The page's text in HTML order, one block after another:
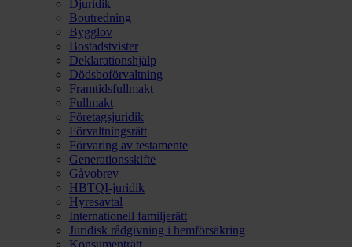
Djuridik
Boutredning
Bygglov
Bostadstvister
Deklarationshjälp
Dödsboförvaltning
Framtidsfullmakt
Fullmakt
Företagsjuridik
Förvaltningsrätt
Förvaring av testamente
Generationsskifte
Gåvobrev
HBTQI-juridik
Hyresavtal
Internationell familjerätt
Juridisk rådgivning i hemförsäkring
Konsumenträtt